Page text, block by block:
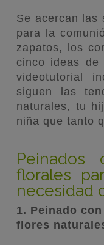
Se acercan las
para la
zapatos, los
cinco ideas de
videotutorial
siguen las
naturales, tu
niña que tanto
Peinados
florales
necesidad
1. Peinado
flores